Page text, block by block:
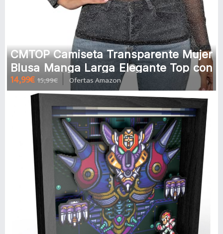
CMTOP Camiseta Transparente Mujer
Blusa Manga Larga Elegante Top con
Cuello Redondo Casual
14,99€ 15,99€ Ofertas Amazon